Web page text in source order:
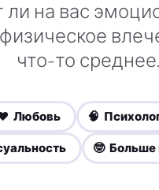
ли на вас
физическое
что-то среднее.
Любовь 🧠
🤓 Больше